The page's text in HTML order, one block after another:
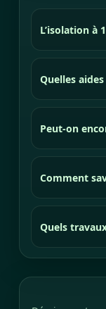
L’isolation à
Quelles
Peut-on
Comment
Quels